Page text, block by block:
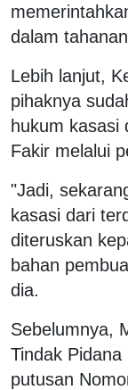
dalam
Lebih lanjut,
pihaknya
hukum kasasi
Fakir melalui
"Jadi,
kasasi dari
diteruskan
bahan
dia.
Sebelumnya,
Tindak
putusan